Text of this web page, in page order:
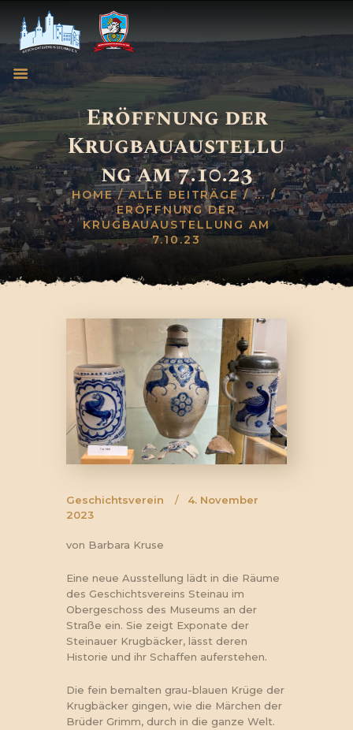
Eröffnung der
Krugbauaustellu
ng am 7.10.23
HOME ALLE BEITRÄGE
...
ERÖFFNUNG DER
KRUGBAUAUSTELLUNG AM
7.10.23
HOME
GESCHICHTSVEREIN
WEINBRUDERSCHAFT
BLOG
TERMINE
KONTAKT
Geschichtsverein
4. November
2023
von Barbara Kruse
Eine neue Ausstellung lädt in die Räume
des Geschichtsvereins Steinau im
Obergeschoss des Museums an der
Straße ein. Sie zeigt Exponate der
Steinauer Krugbäcker, lässt deren
Historie und ihr Schaffen auferstehen.
Die fein bemalten grau-blauen Krüge der
Krugbäcker gingen, wie die Märchen der
Brüder Grimm, durch in die ganze Welt.